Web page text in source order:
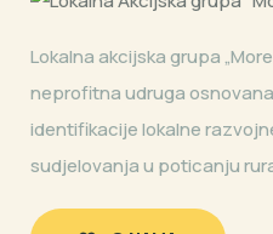
Lokalna akcijska grupa
neprofitna udruga
identifikacije lokalne
sudjelovanja u poticanju